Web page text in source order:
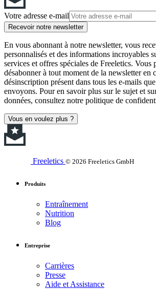
Votre adresse e-mail
Recevoir notre newsletter
En vous abonnant à notre newsletter, vous
personnalisés et des informations incroyables
services et offres spéciales de Freeletics. Vous
désabonner à tout moment de la newsletter en
désinscription présent dans tous les e-mails
envoyons. Pour en savoir plus sur le sujet et
données, consultez notre politique de
Vous en voulez plus ?
Freeletics © 2026 Freeletics GmbH
Produits
Entraînement
Nutrition
Blog
Entreprise
Carrières
Presse
Aide et Assistance